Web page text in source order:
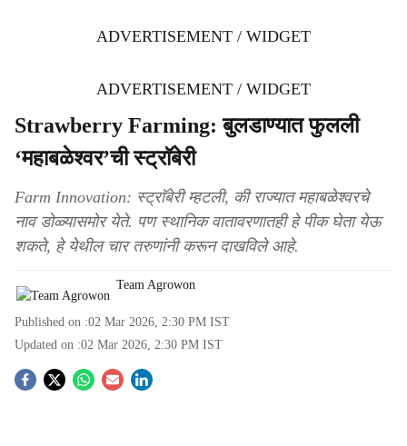
ADVERTISEMENT / WIDGET
ADVERTISEMENT / WIDGET
Strawberry Farming: बुलडाण्यात फुलली
‘महाबळेश्‍वर’ची स्ट्राॅबेरी
Farm Innovation: स्ट्राॅबेरी म्हटली, की राज्यात महाबळेश्वरचे
नाव डोळ्यासमोर येते. पण स्थानिक वातावरणातही हे पीक घेता येऊ
शकते, हे येथील चार तरुणांनी करून दाखविले आहे.
Team Agrowon
Published on :02 Mar 2026, 2:30 PM IST
Updated on :02 Mar 2026, 2:30 PM IST
S